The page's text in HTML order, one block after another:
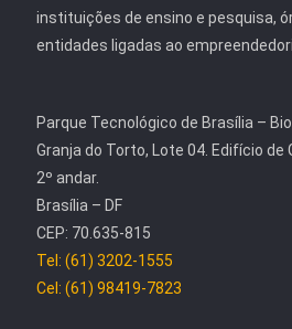
instituições de ensino e pesquisa,
entidades ligadas ao
Parque Tecnológico de Brasília –
Granja do Torto, Lote 04. Edifício de
2º andar.
Brasília – DF
CEP: 70.635-815
Tel: (61) 3202-1555
Cel: (61) 98419-7823